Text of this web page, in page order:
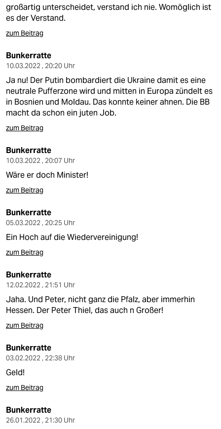
großartig unterscheidet, verstand ich nie. Womöglich ist
es der Verstand.
zum Beitrag
Bunkerratte
10.03.2022 , 20:20 Uhr
Ja nu! Der Putin bombardiert die Ukraine damit es eine
neutrale Pufferzone wird und mitten in Europa zündelt es
in Bosnien und Moldau. Das konnte keiner ahnen. Die BB
macht da schon ein juten Job.
zum Beitrag
Bunkerratte
10.03.2022 , 20:07 Uhr
Wäre er doch Minister!
zum Beitrag
Bunkerratte
05.03.2022 , 20:25 Uhr
Ein Hoch auf die Wiedervereinigung!
zum Beitrag
Bunkerratte
12.02.2022 , 21:51 Uhr
Jaha. Und Peter, nicht ganz die Pfalz, aber immerhin
Hessen. Der Peter Thiel, das auch n Großer!
zum Beitrag
Bunkerratte
03.02.2022 , 22:38 Uhr
Geld!
zum Beitrag
Bunkerratte
26.01.2022 , 21:30 Uhr